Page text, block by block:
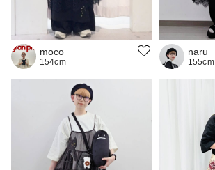
moco
154cm
naru
155cm